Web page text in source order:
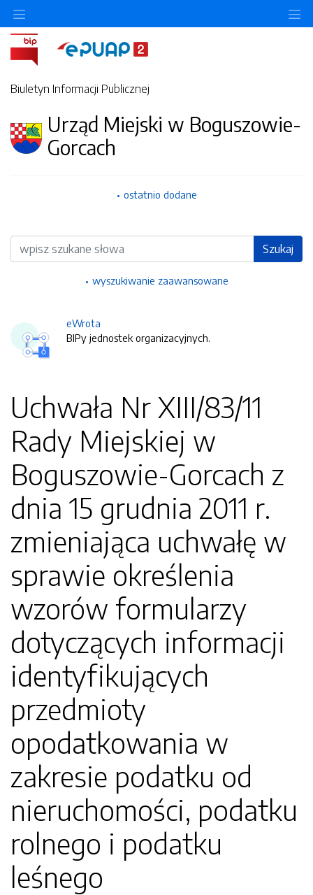
Biuletyn Informacji Publicznej
Urząd Miejski w Boguszowie-
Gorcach
ostatnio dodane
Wyszukiwarka Szukaj
wyszukiwanie zaawansowane
eWrota
BIPy jednostek organizacyjnych.
Uchwała Nr XIII/83/11
Rady Miejskiej w
Boguszowie-Gorcach z
dnia 15 grudnia 2011 r.
zmieniająca uchwałę w
sprawie określenia
wzorów formularzy
dotyczących informacji
identyfikujących
przedmioty
opodatkowania w
zakresie podatku od
nieruchomości, podatku
rolnego i podatku
leśnego